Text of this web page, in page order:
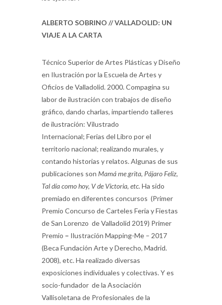
ALBERTO SOBRINO // VALLADOLID: UN
VIAJE A LA CARTA
Técnico Superior de Artes Plásticas y Diseño
en Ilustración por la Escuela de Artes y
Oficios de Valladolid. 2000. Compagina su
labor de ilustración con trabajos de diseño
gráfico, dando charlas, impartiendo talleres
de ilustración: Vilustrado
Internacional; Ferias del Libro por el
territorio nacional; realizando murales, y
contando historias y relatos. Algunas de sus
publicaciones son Mamá me grita, Pájaro Feliz,
Tal día como hoy, V de Victoria, etc. Ha sido
premiado en diferentes concursos (Primer
Premio Concurso de Carteles Feria y Fiestas
de San Lorenzo de Valladolid 2019) Primer
Premio – Ilustración Mapping-Me – 2017
(Beca Fundación Arte y Derecho, Madrid.
2008), etc. Ha realizado diversas
exposiciones individuales y colectivas. Y es
socio-fundador de la Asociación
Vallisoletana de Profesionales de la